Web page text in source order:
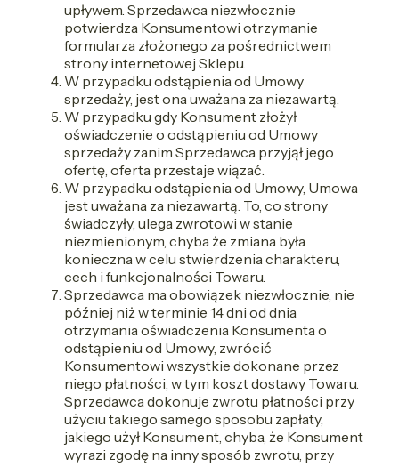
upływem. Sprzedawca niezwłocznie
potwierdza Konsumentowi otrzymanie
formularza złożonego za pośrednictwem
strony internetowej Sklepu.
W przypadku odstąpienia od Umowy
sprzedaży, jest ona uważana za niezawartą.
W przypadku gdy Konsument złożył
oświadczenie o odstąpieniu od Umowy
sprzedaży zanim Sprzedawca przyjął jego
ofertę, oferta przestaje wiązać.
W przypadku odstąpienia od Umowy, Umowa
jest uważana za niezawartą. To, co strony
świadczyły, ulega zwrotowi w stanie
niezmienionym, chyba że zmiana była
konieczna w celu stwierdzenia charakteru,
cech i funkcjonalności Towaru.
Sprzedawca ma obowiązek niezwłocznie, nie
później niż w terminie 14 dni od dnia
otrzymania oświadczenia Konsumenta o
odstąpieniu od Umowy, zwrócić
Konsumentowi wszystkie dokonane przez
niego płatności, w tym koszt dostawy Towaru.
Sprzedawca dokonuje zwrotu płatności przy
użyciu takiego samego sposobu zapłaty,
jakiego użył Konsument, chyba, że Konsument
wyrazi zgodę na inny sposób zwrotu, przy